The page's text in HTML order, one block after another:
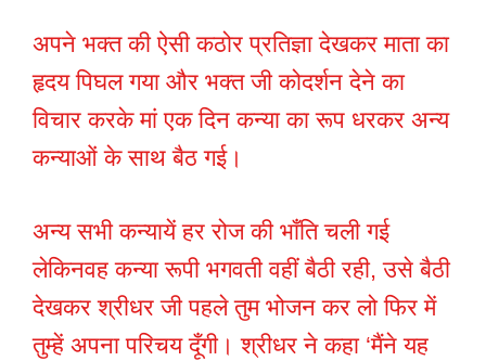
अपने भक्त की ऐसी कठोर प्रतिज्ञा देखकर माता का
हृदय पिघल गया और भक्त जी कोदर्शन देने का
विचार करके मां एक दिन कन्या का रूप धरकर अन्य
कन्याओं के साथ बैठ गई।
अन्य सभी कन्यायें हर रोज की भाँति चली गई
लेकिनवह कन्या रूपी भगवती वहीं बैठी रही, उसे बैठी
देखकर श्रीधर जी पहले तुम भोजन कर लो फिर में
तुम्हें अपना परिचय दूँगी। श्रीधर ने कहा ‘मैंने यह